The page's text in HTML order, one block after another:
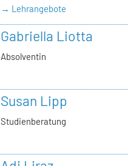
→ Lehrangebote
Gabriella Liotta
Absolventin
Susan Lipp
Studienberatung